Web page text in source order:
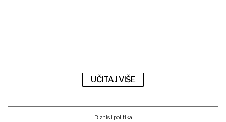
UČITAJ VIŠE
Biznis i politika